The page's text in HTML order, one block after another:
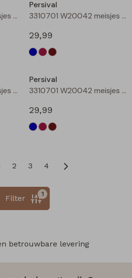
3310805 W20100 meisjes rok kort Bordeaux
Persival
3310701 W20042 meisjes Jurk Marine
29,99
3310701 W20042 meisjes Jurk Bordeaux
Persival
3310701 W20042 meisjes Jurk Bruin donker
29,99
2 3 4
1
Filter
betrouwbare levering